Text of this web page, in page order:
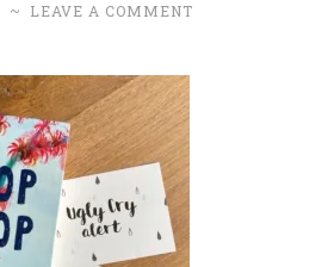
~ LEAVE A COMMENT